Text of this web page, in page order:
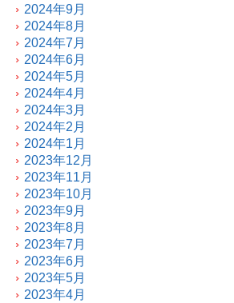
2024年9月
2024年8月
2024年7月
2024年6月
2024年5月
2024年4月
2024年3月
2024年2月
2024年1月
2023年12月
2023年11月
2023年10月
2023年9月
2023年8月
2023年7月
2023年6月
2023年5月
2023年4月